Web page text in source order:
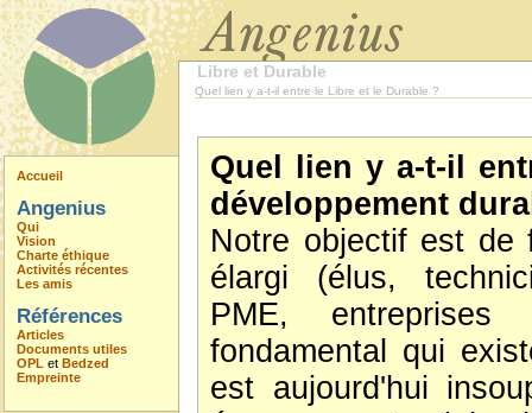
Accueil
Angenius
Qui
Vision
Charte éthique
Activités récentes
Les amis
Références
Articles
Documents utiles
OPL et Bedzed
Empreinte
Libre et Durable
Quel lien y a-t-il entre le Libre et le Durable ?
Quel lien y a-t-il
développement
Notre objectif est de
élargi (élus,
PME,
fondamental qui
est aujourd'hui